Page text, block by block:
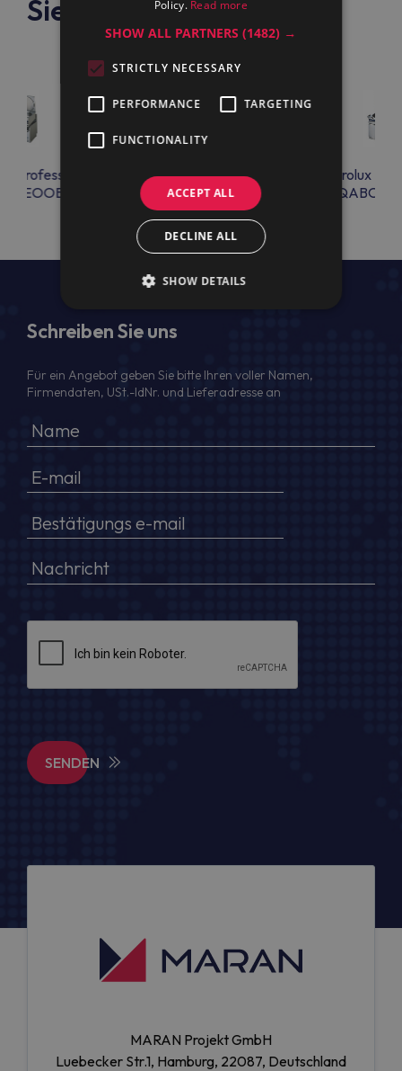
Siehe auch
Professional
Electrolux Professional
DQABOEOSBO
Electrolux
Schreiben Sie uns
Für ein Angebot geben Sie bitte Ihren voller Namen,
Firmendaten, USt.-IdNr. und Lieferadresse an
SENDEN
MARAN Projekt GmbH
Luebecker Str.1, Hamburg, 22087, Deutschland
Policy. Read more
SHOW ALL PARTNERS(1482) →
STRICTLY NECESSARY
PERFORMANCE TARGETING
FUNCTIONALITY
ACCEPT ALL
DECLINE ALL
SHOW DETAILS